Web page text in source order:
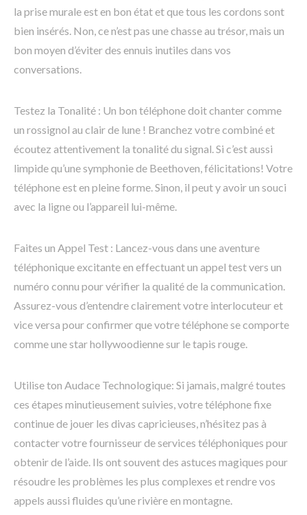
la prise murale est en bon état et que tous les cordons sont
bien insérés. Non, ce n’est pas une chasse au trésor, mais un
bon moyen d’éviter des ennuis inutiles dans vos
conversations.
Testez la Tonalité : Un bon téléphone doit chanter comme
un rossignol au clair de lune ! Branchez votre combiné et
écoutez attentivement la tonalité du signal. Si c’est aussi
limpide qu’une symphonie de Beethoven, félicitations! Votre
téléphone est en pleine forme. Sinon, il peut y avoir un souci
avec la ligne ou l’appareil lui-même.
Faites un Appel Test : Lancez-vous dans une aventure
téléphonique excitante en effectuant un appel test vers un
numéro connu pour vérifier la qualité de la communication.
Assurez-vous d’entendre clairement votre interlocuteur et
vice versa pour confirmer que votre téléphone se comporte
comme une star hollywoodienne sur le tapis rouge.
Utilise ton Audace Technologique: Si jamais, malgré toutes
ces étapes minutieusement suivies, votre téléphone fixe
continue de jouer les divas capricieuses, n’hésitez pas à
contacter votre fournisseur de services téléphoniques pour
obtenir de l’aide. Ils ont souvent des astuces magiques pour
résoudre les problèmes les plus complexes et rendre vos
appels aussi fluides qu’une rivière en montagne.